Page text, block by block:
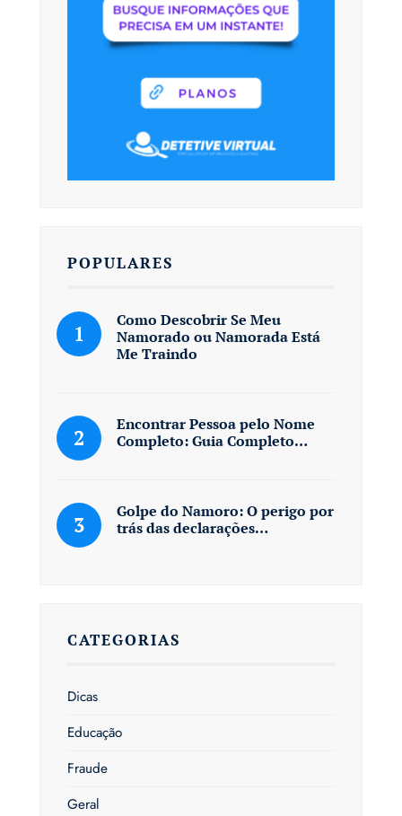
POPULARES
Como Descobrir Se Meu
Namorado ou Namorada Está
Me Traindo
Encontrar Pessoa pelo Nome
Completo: Guia Completo…
Golpe do Namoro: O perigo por
trás das declarações…
CATEGORIAS
Dicas
Educação
Fraude
Geral